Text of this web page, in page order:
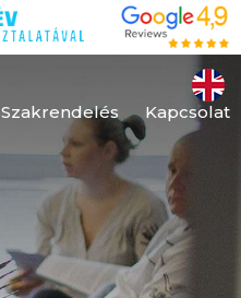
Szakrendelés Kapcsolat